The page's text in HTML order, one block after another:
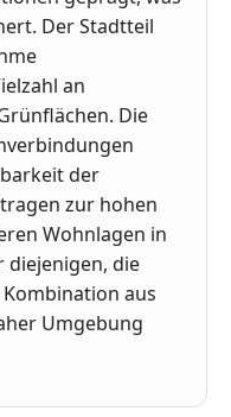
Der Stadtteil
an
Die
der
zur hohen
Wohnlagen in
diejenigen, die
aus
Umgebung